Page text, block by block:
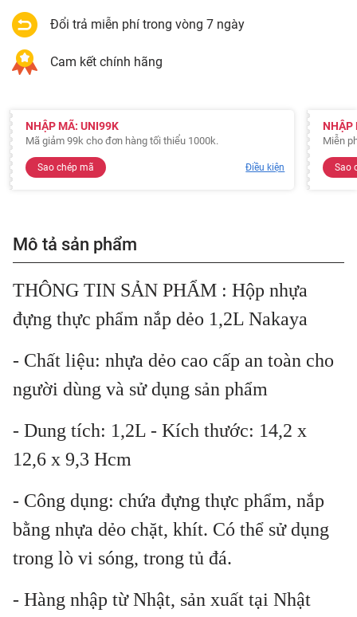
Đổi trả miễn phí trong vòng 7 ngày
Cam kết chính hãng
NHẬP MÃ: UNI99K
Mã giảm 99k cho đơn hàng tối thiểu 1000k.
Sao chép mã Điều kiện
NHẬP
Miễn
Sao
Mô tả sản phẩm
THÔNG TIN SẢN PHẨM : Hộp nhựa
đựng thực phẩm nắp dẻo 1,2L Nakaya
- Chất liệu: nhựa dẻo cao cấp an toàn cho
người dùng và sử dụng sản phẩm
- Dung tích: 1,2L - Kích thước: 14,2 x
12,6 x 9,3 Hcm
- Công dụng: chứa đựng thực phẩm, nắp
bằng nhựa dẻo chặt, khít. Có thể sử dụng
trong lò vi sóng, trong tủ đá.
- Hàng nhập từ Nhật, sản xuất tại Nhật